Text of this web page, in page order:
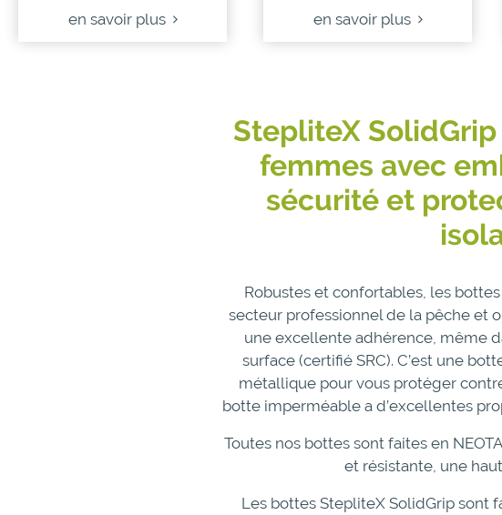
en savoir plus en savoir plus
StepliteX
femmes avec
sécurité et
Robustes et confortables, les
secteur professionnel de la pêche et
une excellente adhérence, même
surface (certifié SRC). C’est une
métallique pour vous protéger
botte imperméable a d’excellentes
Toutes nos bottes sont faites en
et résistante, une
Les bottes StepliteX SolidGrip sont